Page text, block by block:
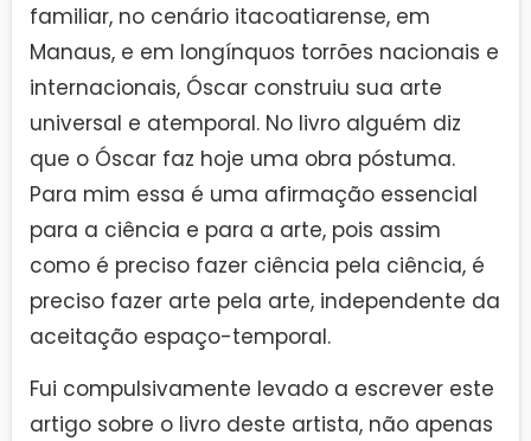
familiar, no cenário itacoatiarense, em
Manaus, e em longínquos torrões nacionais e
internacionais, Óscar construiu sua arte
universal e atemporal. No livro alguém diz
que o Óscar faz hoje uma obra póstuma.
Para mim essa é uma afirmação essencial
para a ciência e para a arte, pois assim
como é preciso fazer ciência pela ciência, é
preciso fazer arte pela arte, independente da
aceitação espaço-temporal.
Fui compulsivamente levado a escrever este
artigo sobre o livro deste artista, não apenas